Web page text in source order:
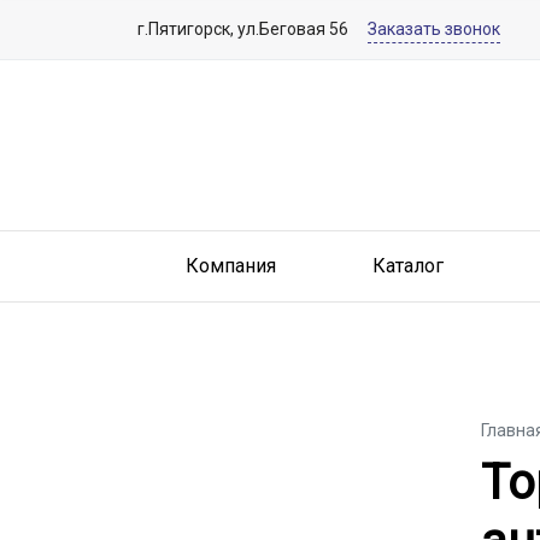
г.Пятигорск, ул.Беговая 56 Заказать звонок
Компания Каталог